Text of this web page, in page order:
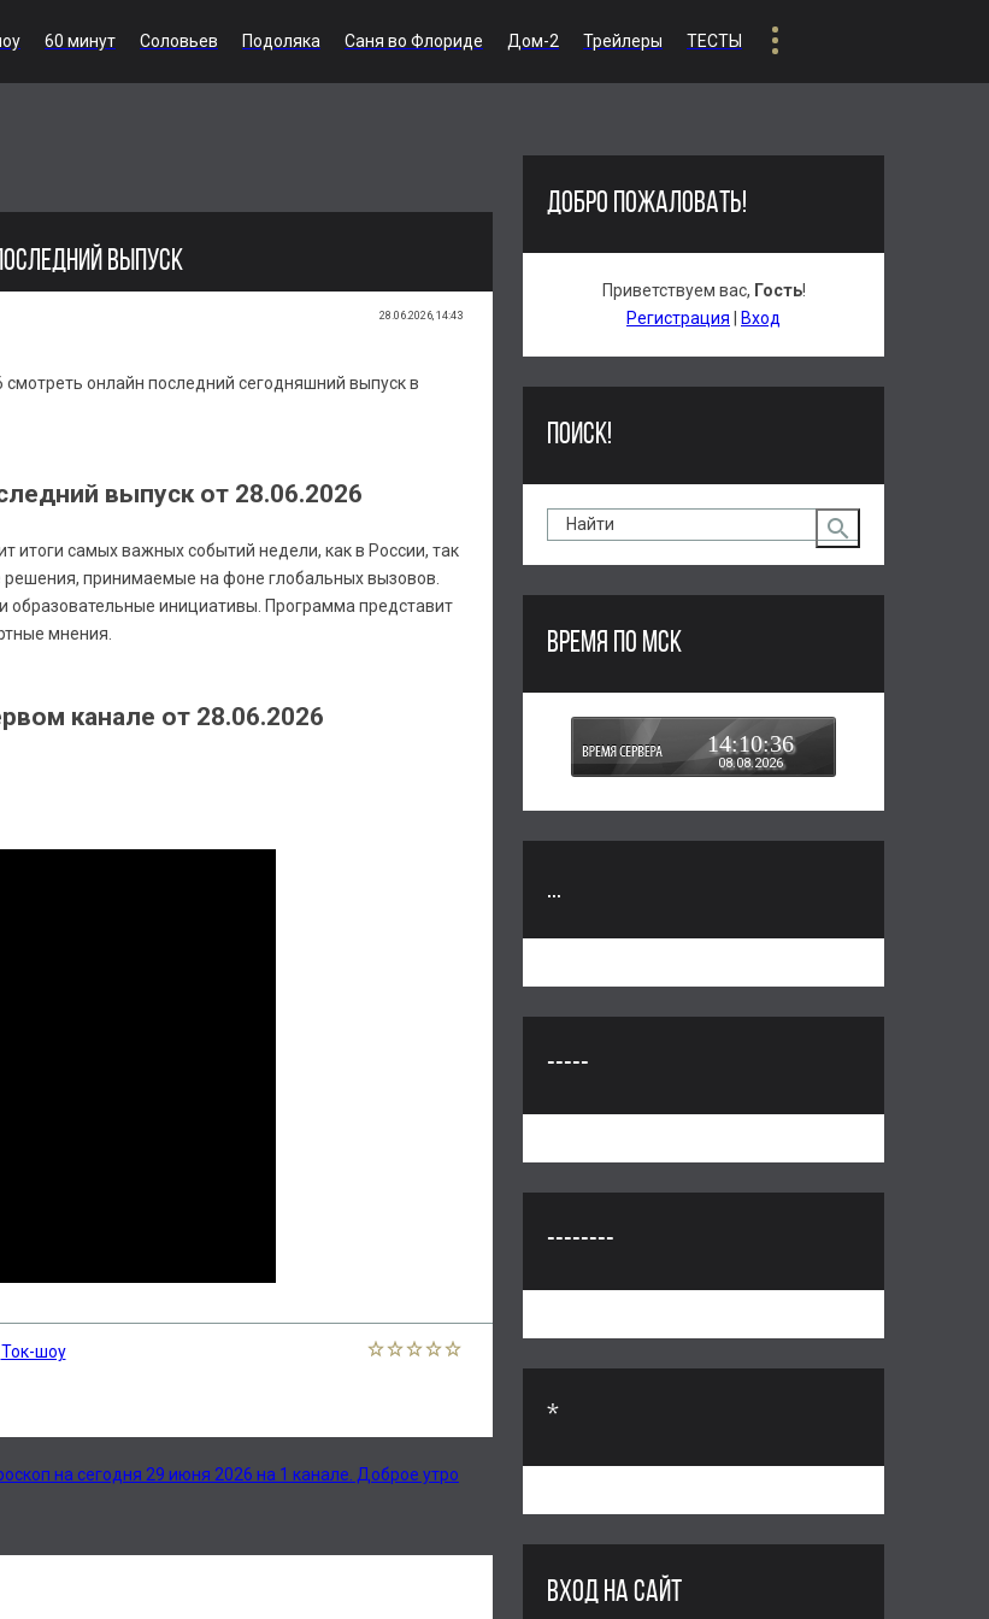
60 минут Соловьев Подоляка Саня во Флориде Дом-2 Трейлеры ТЕСТЫ
ВЫПУСК
28.06.2026, 14:43
онлайн последний сегодняшний выпуск в
выпуск от 28.06.2026
итоги самых важных событий недели, как в России, так
принимаемые на фоне глобальных вызовов.
образовательные инициативы. Программа представит
мнения.
канале от 28.06.2026
Ток-шоу
на сегодня 29 июня 2026 на 1 канале. Доброе утро
ДОБРО ПОЖАЛОВАТЬ!
Приветствуем вас, Гость!
Регистрация
Вход
ПОИСК!
ВРЕМЯ ПО МСК
14:10:36
08.08.2026
...
-----
--------
*
ВХОД НА САЙТ